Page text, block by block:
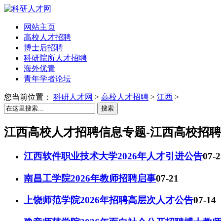
网站主页
高校人才招聘
博士后招聘
科研院所人才招聘
海外优青
青年学者论坛
您当前位置： 科研人才网 > 高校人才招聘 > 江西 >
搜索
江西高校人才招聘信息专题-江西高校招聘
江西软件职业技术大学2026年人才引进公告07-
南昌工学院2026年教师招聘启事07-21
上饶师范学院2026年招聘高层次人才公告07-14